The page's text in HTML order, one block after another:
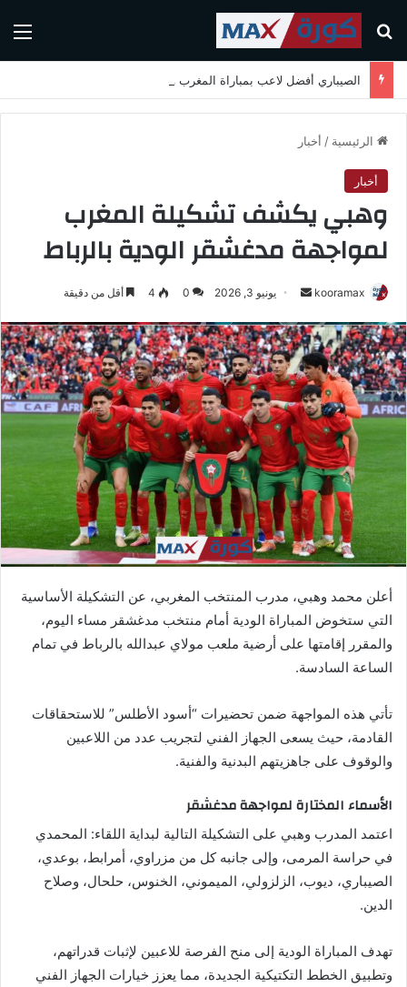
بحث عن
الرئيسية / أخبار
أخبار
وهبي يكشف تشكيلة المغرب
لمواجهة مدغشقر الودية بالرباط
kooramax
س
ل
ب
ر
د
ا
إ
ل
ك
ت
و
ن
ي
يونيو 3, 2026 0
4 أقل من دقيقة
أعلن محمد وهبي، مدرب المنتخب المغربي، عن التشكيلة الأساسية
التي ستخوض المباراة الودية أمام منتخب مدغشقر مساء اليوم،
والمقرر إقامتها على أرضية ملعب مولاي عبدالله بالرباط في تمام
الساعة السادسة.
تأتي هذه المواجهة ضمن تحضيرات “أسود الأطلس” للاستحقاقات
القادمة، حيث يسعى الجهاز الفني لتجريب عدد من اللاعبين
والوقوف على جاهزيتهم البدنية والفنية.
الأسماء المختارة لمواجهة مدغشقر
اعتمد المدرب وهبي على التشكيلة التالية لبداية اللقاء: المحمدي
في حراسة المرمى، وإلى جانبه كل من مزراوي، أمرابط، بوعدي،
الصيباري، ديوب، الزلزولي، الميموني، الخنوس، حلحال، وصلاح
الدين.
تهدف المباراة الودية إلى منح الفرصة للاعبين لإثبات قدراتهم،
وتطبيق الخطط التكتيكية الجديدة، مما يعزز خيارات الجهاز الفني